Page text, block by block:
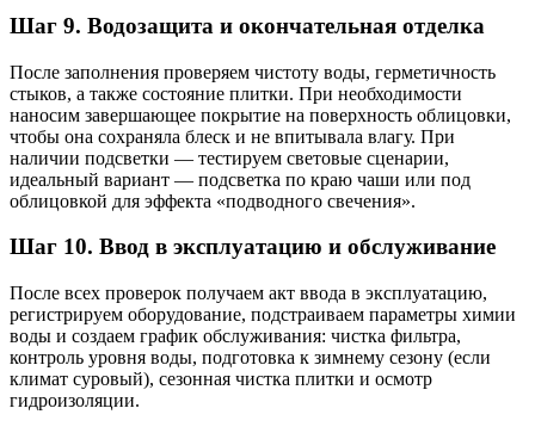
Шаг 9. Водозащита и окончательная отделка
После заполнения проверяем чистоту воды, герметичность
стыков, а также состояние плитки. При необходимости
наносим завершающее покрытие на поверхность облицовки,
чтобы она сохраняла блеск и не впитывала влагу. При
наличии подсветки — тестируем световые сценарии,
идеальный вариант — подсветка по краю чаши или под
облицовкой для эффекта «подводного свечения».
Шаг 10. Ввод в эксплуатацию и обслуживание
После всех проверок получаем акт ввода в эксплуатацию,
регистрируем оборудование, подстраиваем параметры химии
воды и создаем график обслуживания: чистка фильтра,
контроль уровня воды, подготовка к зимнему сезону (если
климат суровый), сезонная чистка плитки и осмотр
гидроизоляции.